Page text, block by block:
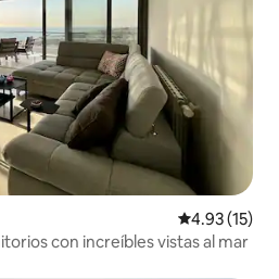
Calificación
4.93 (15)
con increíbles vistas al mar